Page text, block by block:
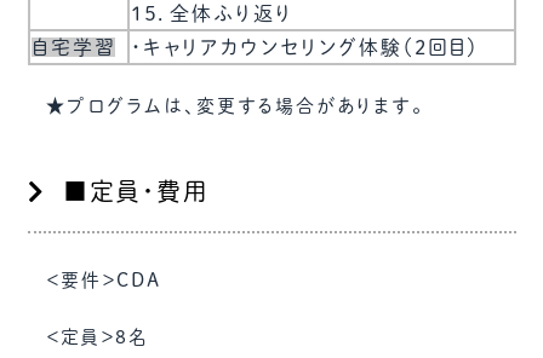
１５．全体ふり返り
自宅学習
・キャリアカウンセリング体験（2回目）
★プログラムは、変更する場合があります。
■定員・費用
＜要件＞CDA
＜定員＞8名